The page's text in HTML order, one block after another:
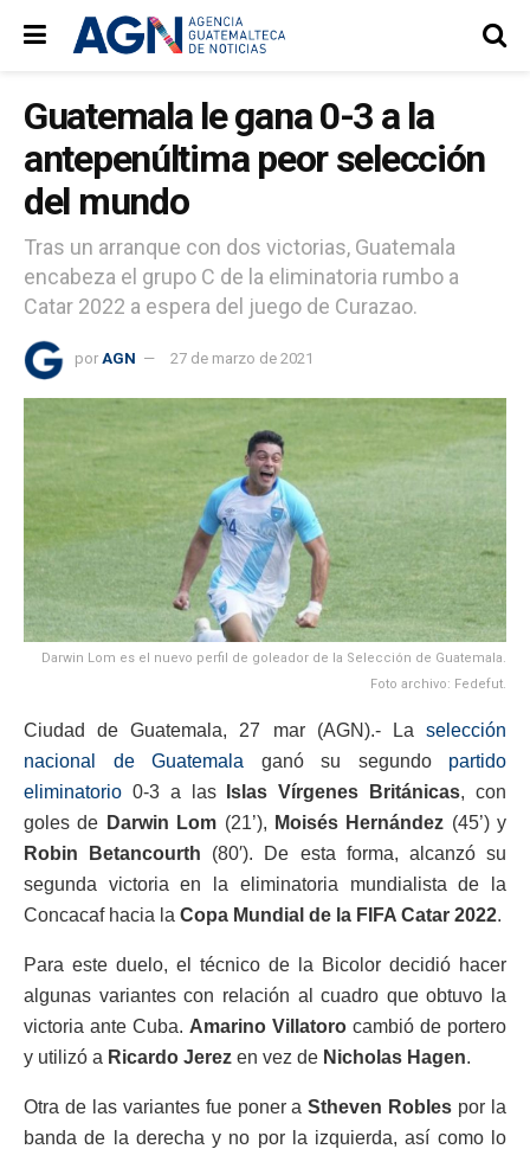
Guatemala le gana 0-3 a la
antepenúltima peor selección
del mundo
Tras un arranque con dos victorias, Guatemala
encabeza el grupo C de la eliminatoria rumbo a
Catar 2022 a espera del juego de Curazao.
por AGN 27 de marzo de 2021
Darwin Lom es el nuevo perfil de goleador de la Selección de Guatemala.
Foto archivo: Fedefut.
Ciudad de Guatemala, 27 mar (AGN).- La selección
nacional de Guatemala ganó su segundo partido
eliminatorio 0-3 a las Islas Vírgenes Británicas, con
goles de Darwin Lom (21’), Moisés Hernández (45’) y
Robin Betancourth (80′). De esta forma, alcanzó su
segunda victoria en la eliminatoria mundialista de la
Concacaf hacia la Copa Mundial de la FIFA Catar 2022.
Para este duelo, el técnico de la Bicolor decidió hacer
algunas variantes con relación al cuadro que obtuvo la
victoria ante Cuba. Amarino Villatoro cambió de portero
y utilizó a Ricardo Jerez en vez de Nicholas Hagen.
Otra de las variantes fue poner aStheven Robles por la
banda de la derecha y no por la izquierda, así como lo